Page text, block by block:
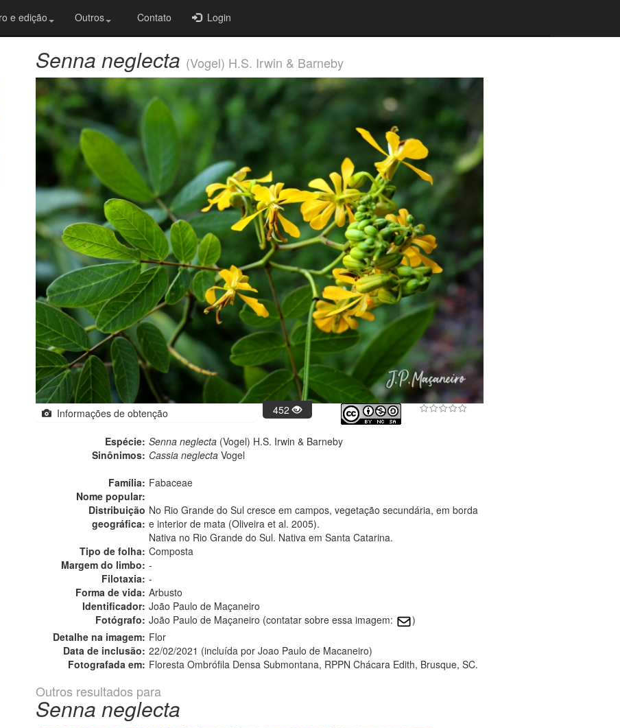
e edição Outros Contato Login
Senna neglecta (Vogel) H.S. Irwin & Barneby
Informações de obtenção 452
Espécie: Senna neglecta (Vogel) H.S. Irwin & Barneby
Sinônimos: Cassia neglecta Vogel
Família: Fabaceae
Nome popular:
Distribuição
geográfica:
No Rio Grande do Sul cresce em campos, vegetação secundária, em borda
e interior de mata (Oliveira et al. 2005).
Nativa no Rio Grande do Sul. Nativa em Santa Catarina.
Tipo de folha: Composta
Margem do limbo: -
Filotaxia: -
Forma de vida: Arbusto
Identificador: João Paulo de Maçaneiro
Fotógrafo: João Paulo de Maçaneiro (contatar sobre essa imagem:
)
Detalhe na imagem: Flor
Data de inclusão: 22/02/2021 (incluída por Joao Paulo de Macaneiro)
Fotografada em: Floresta Ombrófila Densa Submontana, RPPN Chácara Edith, Brusque, SC.
Outros resultados para
Senna neglecta